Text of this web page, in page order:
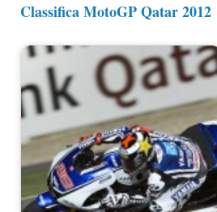
Classifica MotoGP Qatar 2012